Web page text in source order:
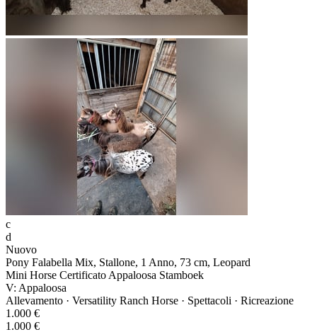
c
d
Nuovo
Pony Falabella Mix, Stallone, 1 Anno, 73 cm, Leopard
Mini Horse Certificato Appaloosa Stamboek
V: Appaloosa
Allevamento · Versatility Ranch Horse · Spettacoli · Ricreazione
1.000 €
1.000 €